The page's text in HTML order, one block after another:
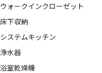
ウォークインクローゼット
床下収納
システムキッチン
浄水器
浴室乾燥機